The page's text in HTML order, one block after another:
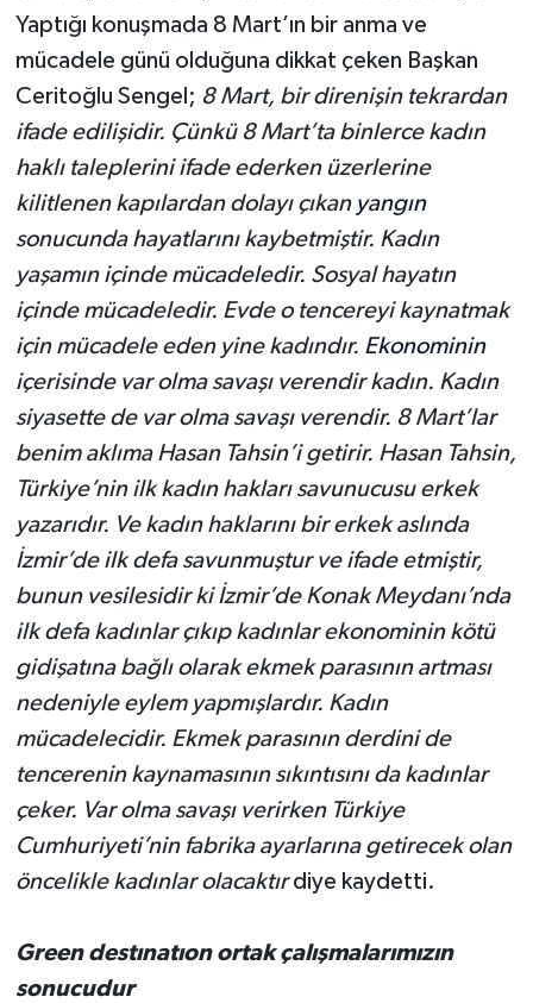
Yaptığı konuşmada 8 Mart’ın bir anma ve
mücadele günü olduğuna dikkat çeken Başkan
Ceritoğlu Sengel; 8 Mart, bir direnişin tekrardan
ifade edilişidir. Çünkü 8 Mart’ta binlerce kadın
haklı taleplerini ifade ederken üzerlerine
kilitlenen kapılardan dolayı çıkan yangın
sonucunda hayatlarını kaybetmiştir. Kadın
yaşamın içinde mücadeledir. Sosyal hayatın
içinde mücadeledir. Evde o tencereyi kaynatmak
için mücadele eden yine kadındır. Ekonominin
içerisinde var olma savaşı verendir kadın. Kadın
siyasette de var olma savaşı verendir. 8 Mart’lar
benim aklıma Hasan Tahsin’i getirir. Hasan Tahsin,
Türkiye’nin ilk kadın hakları savunucusu erkek
yazarıdır. Ve kadın haklarını bir erkek aslında
İzmir’de ilk defa savunmuştur ve ifade etmiştir,
bunun vesilesidir ki İzmir’de Konak Meydanı’nda
ilk defa kadınlar çıkıp kadınlar ekonominin kötü
gidişatına bağlı olarak ekmek parasının artması
nedeniyle eylem yapmışlardır. Kadın
mücadelecidir. Ekmek parasının derdini de
tencerenin kaynamasının sıkıntısını da kadınlar
çeker. Var olma savaşı verirken Türkiye
Cumhuriyeti’nin fabrika ayarlarına getirecek olan
öncelikle kadınlar olacaktırdiye kaydetti.
Green destınatıon ortak çalışmalarımızın
sonucudur